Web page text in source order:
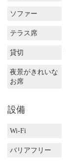
ソファー
テラス席
貸切
夜景がきれいな
お席
設備
Wi-Fi
バリアフリー